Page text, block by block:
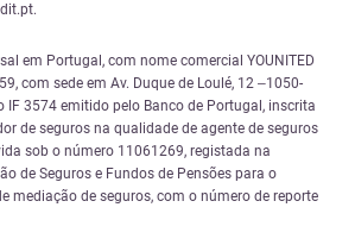
em Portugal, com nome comercial YOUNITED
com sede em Av. Duque de Loulé, 12 –1050-
IF 3574 emitido pelo Banco de Portugal, inscrita
de seguros na qualidade de agente de seguros
sob o número 11061269, registada na
de Seguros e Fundos de Pensões para o
mediação de seguros, com o número de reporte